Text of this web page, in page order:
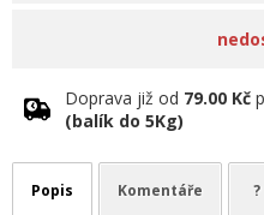
Doprava již od 79.00 Kč
(balík do 5Kg)
Popis Komentáře ?